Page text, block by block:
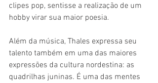
clipes pop, sentisse a realização de um
hobby virar sua maior poesia.
Além da música, Thales expressa seu
talento também em uma das maiores
expressões da cultura nordestina: as
quadrilhas juninas. É uma das mentes